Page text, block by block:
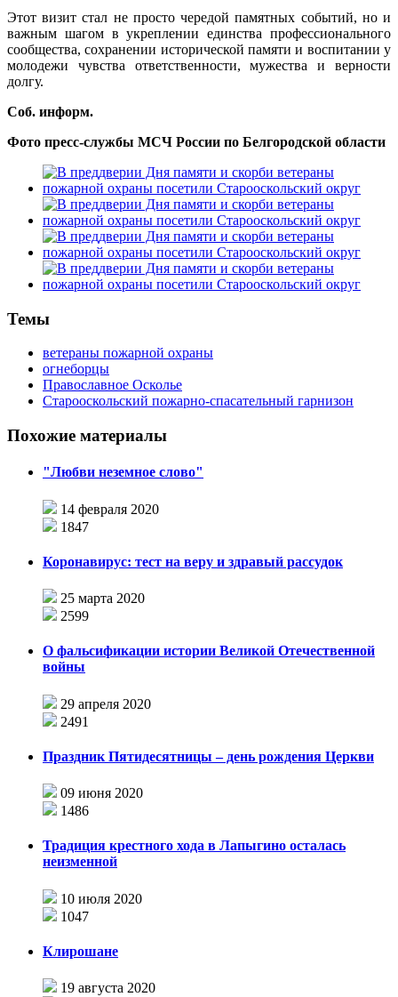
Этот визит стал не просто чередой памятных событий, но и
важным шагом в укреплении единства профессионального
сообщества, сохранении исторической памяти и воспитании у
молодежи чувства ответственности, мужества и верности
долгу.
Соб. информ.
Фото пресс-службы МСЧ России по Белгородской области
Темы
ветераны пожарной охраны
огнеборцы
Православное Осколье
Старооскольский пожарно-спасательный гарнизон
Похожие материалы
"Любви неземное слово"
14 февраля 2020
1847
Коронавирус: тест на веру и здравый рассудок
25 марта 2020
2599
О фальсификации истории Великой Отечественной
войны
29 апреля 2020
2491
Праздник Пятидесятницы – день рождения Церкви
09 июня 2020
1486
Традиция крестного хода в Лапыгино осталась
неизменной
10 июля 2020
1047
Клирошане
19 августа 2020